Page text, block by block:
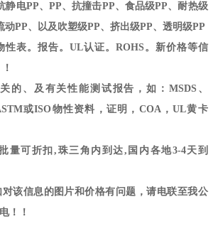
静电PP、 PP、抗撞击PP、食品级PP、耐热级
动PP、以及吹塑级PP、挤出级PP、透明级PP
性表。报告。 UL认证。 ROHS 。新价格等信
的、及有关性能测试报告，如： MSDS 、
或ISO物性资料，证明， COA，UL黄卡
量可折扣, 珠三角内到达, 国内各地3-4天到
该信息的图片和价格有问题，请电联至我公
！！